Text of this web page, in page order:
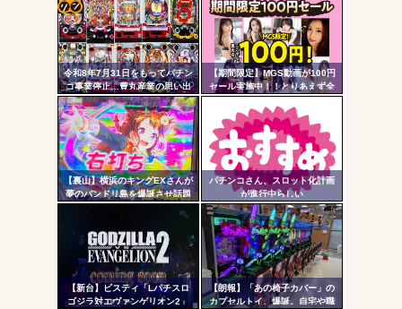
ワイ、パチンコ屋店員の目の前で会員カードを握り潰し
「今までありがとう」と...
無職のパチンコカス(22)なんやが、ワイの人生どれくらい
ヤバいか教えて？...
AngelBeats!とかいうクソアニメの思い出ｗｗｗ
Powered by livedoor 相互RSS
令和8年7月31日をもってパチン
コ事業停止…豊丸産業の思い出
【期間限定】MGS動画が100円
セール実施中！！とりあえず全
部買うやろｗｗｗｗｗ
【裏山】横浜のキングEXさんが
夢のバンドリ島を爆誕させ話題
パチンコさん、スロット化計画
が進行中らしい
【新台】ビスティ「Lパチスロ
ゴジラ対エヴァンゲリオン2」
【朗報】「あの椅子カバー」の
カプセルトイ、爆誕。自宅や職
コテ
リン
- 固
定リ
ンク
自動
更新
ツー